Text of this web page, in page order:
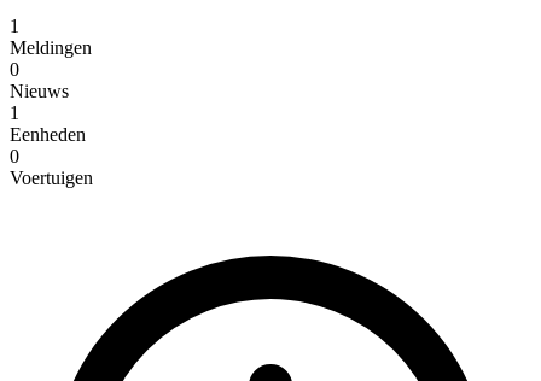
1
Meldingen
0
Nieuws
1
Eenheden
0
Voertuigen